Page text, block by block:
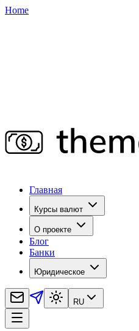
Home
Главная
Курсы валют
О проекте
Блог
Банки
Юридическое
RU